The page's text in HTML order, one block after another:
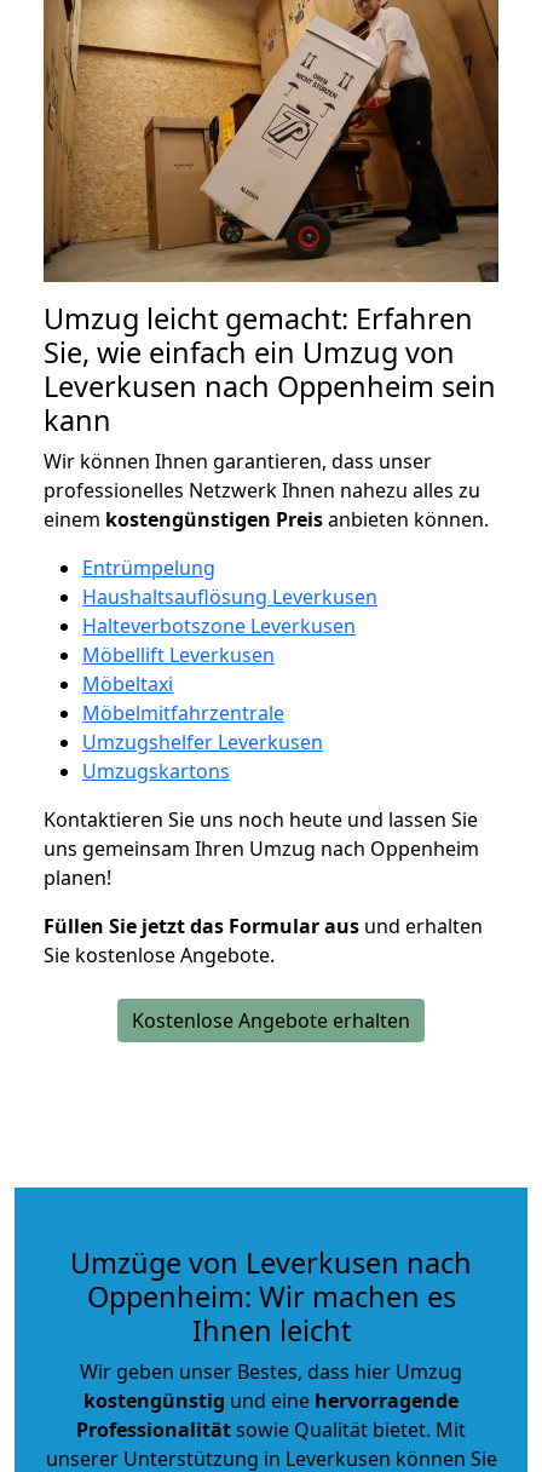
Umzug leicht gemacht: Erfahren
Sie, wie einfach ein Umzug von
Leverkusen nach Oppenheim sein
kann
Wir können Ihnen garantieren, dass unser
professionelles Netzwerk Ihnen nahezu alles zu
einem kostengünstigen Preisanbieten können.
Entrümpelung
Haushaltsauflösung Leverkusen
Halteverbotszone Leverkusen
Möbellift Leverkusen
Möbeltaxi
Möbelmitfahrzentrale
Umzugshelfer Leverkusen
Umzugskartons
Kontaktieren Sie uns noch heute und lassen Sie
uns gemeinsam Ihren Umzug nach Oppenheim
planen!
Füllen Sie jetzt das Formular aus und erhalten
Sie kostenlose Angebote.
Kostenlose Angebote erhalten
Umzüge von Leverkusen nach
Oppenheim: Wir machen es
Ihnen leicht
Wir geben unser Bestes, dass hier Umzug
kostengünstig und eine hervorragende
Professionalitätsowie Qualität bietet. Mit
unserer Unterstützung in Leverkusen können Sie